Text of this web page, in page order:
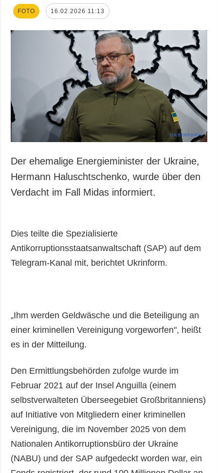
FOTO 16.02.2026 11:13
Der ehemalige Energieminister der Ukraine,
Hermann Haluschtschenko, wurde über den
Verdacht im Fall Midas informiert.
Dies teilte die Spezialisierte
Antikorruptionsstaatsanwaltschaft (SAP) auf dem
Telegram-Kanal mit, berichtet Ukrinform.
„Ihm werden Geldwäsche und die Beteiligung an
einer kriminellen Vereinigung vorgeworfen", heißt
es in der Mitteilung.
Den Ermittlungsbehörden zufolge wurde im
Februar 2021 auf der Insel Anguilla (einem
selbstverwalteten Überseegebiet Großbritanniens)
auf Initiative von Mitgliedern einer kriminellen
Vereinigung, die im November 2025 von dem
Nationalen Antikorruptionsbüro der Ukraine
(NABU) und der SAP aufgedeckt worden war, ein